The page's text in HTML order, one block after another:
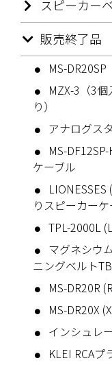
スピーカー
販売終了品
MS-DR20SP
MZX-3（3
り）
アナログス
MS-
ケーブル
りスピーカー
TPL-2000L
マグネシウ
ニングベルト
MS-DR20R
MS-DR20X
インシュレ
KLEI RCA